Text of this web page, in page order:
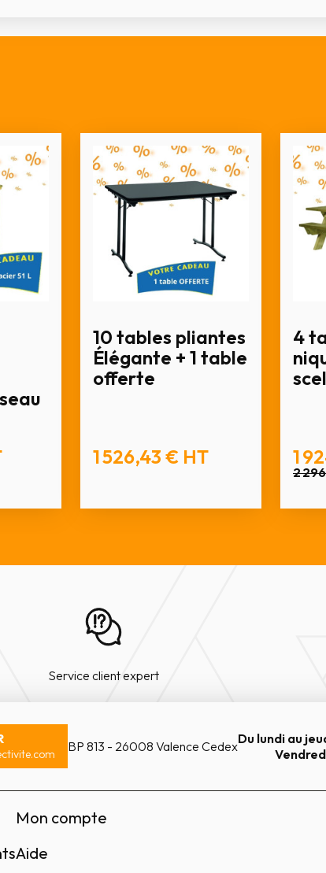
10 tables pliantes
Élégante + 1 table
offerte
1 526,43 € HT
4
1
2
Service client expert
BP 813 - 26008 Valence CedexDu lundi au
Mon compte
Aide